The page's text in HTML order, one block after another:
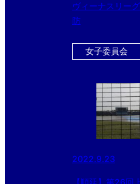
ヴィーナスリー
防
女子委員会
2022.9.23